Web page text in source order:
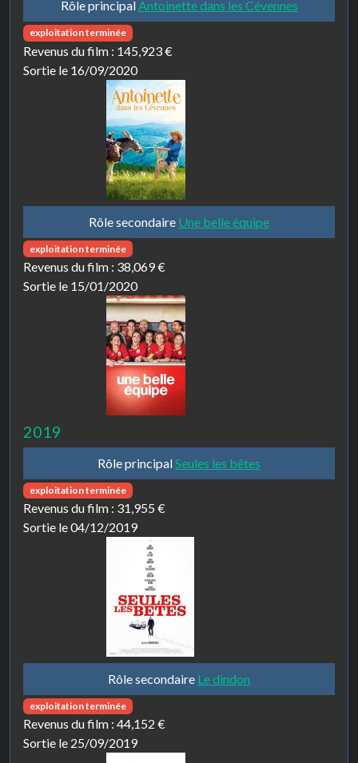
Rôle principalAntoinette dans les Cévennes
exploitation terminée
Revenus du film : 145,923 €
Sortie le 16/09/2020
Rôle secondaire Une belle équipe
exploitation terminée
Revenus du film : 38,069 €
Sortie le 15/01/2020
2019
Rôle principalSeules les bêtes
exploitation terminée
Revenus du film : 31,955 €
Sortie le 04/12/2019
Rôle secondaire Le dindon
exploitation terminée
Revenus du film : 44,152 €
Sortie le 25/09/2019